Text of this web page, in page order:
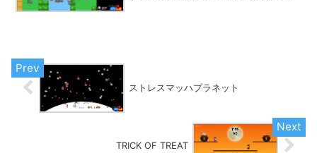
ストレスマッハプラネット
TRICK OF TREAT